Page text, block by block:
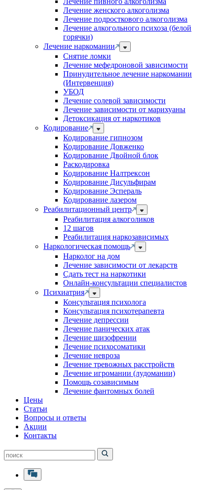
Лечение женского алкоголизма
Лечение подросткового алкоголизма
Лечение алкогольного психоза (белой
горячки)
Лечение наркомании
Снятие ломки
Лечение мефедроновой зависимости
Принудительное лечение наркомании
(Интервенция)
УБОД
Лечение солевой зависимости
Лечение зависимости от марихуаны
Детоксикация от наркотиков
Кодирование
Кодирование гипнозом
Кодирование Довженко
Кодирование Двойной блок
Раскодировка
Кодирование Налтрексон
Кодирование Дисульфирам
Кодирование Эспераль
Кодирование лазером
Реабилитационный центр
Реабилитация алкоголиков
12 шагов
Реабилитация наркозависимых
Наркологическая помощь
Нарколог на дом
Лечение зависимости от лекарств
Сдать тест на наркотики
Онлайн-консультации специалистов
Психиатрия
Консультация психолога
Консультация психотерапевта
Лечение депрессии
Лечение панических атак
Лечение шизофрении
Лечение психосоматики
Лечение невроза
Лечение тревожных расстройств
Лечение игромании (лудомании)
Помощь созависимым
Лечение фантомных болей
Цены
Статьи
Вопросы и ответы
Акции
Контакты